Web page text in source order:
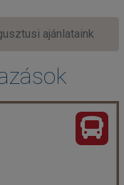
ajánlataink